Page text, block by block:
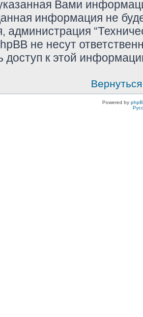
Вами
информация не
администрация
не несут
доступ к этой
Powered by